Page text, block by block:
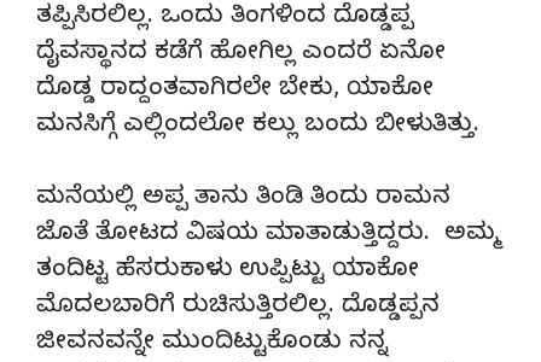
ತಪ್ಪಿಸಿರಲಿಲ್ಲ. ಒಂದು ತಿಂಗಳಿಂದ ದೊಡ್ಡಪ್ಪ
ದೈವಸ್ಥಾನದ ಕಡೆಗೆ ಹೋಗಿಲ್ಲ ಎಂದರೆ ಏನೋ
ದೊಡ್ಡ ರಾದ್ದಂತವಾಗಿರಲೇ ಬೇಕು, ಯಾಕೋ
ಮನಸಿಗ್ಗೆ ಎಲ್ಲಿಂದಲೋ ಕಲ್ಲು ಬಂದು ಬೀಳುತಿತ್ತು.
ಮನೆಯಲ್ಲಿ ಅಪ್ಪ ತಾನು ತಿಂಡಿ ತಿಂದು ರಾಮನ
ಜೊತೆ ತೋಟದ ವಿಷಯ ಮಾತಾಡುತ್ತಿದ್ದರು. ಅಮ್ಮ
ತಂದಿಟ್ಟ ಹೆಸರುಕಾಳು ಉಪ್ಪಿಟ್ಟು ಯಾಕೋ
ಮೊದಲಬಾರಿಗೆ ರುಚಿಸುತ್ತಿರಲಿಲ್ಲ. ದೊಡ್ಡಪ್ಪನ
ಜೀವನವನ್ನೇ ಮುಂದಿಟ್ಟುಕೊಂಡು ನನ್ನ